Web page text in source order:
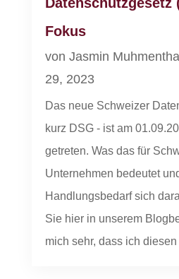
Fokus
von Jasmin
29, 2023
Das neue Schweizer
kurz DSG - ist am
getreten. Was das für
Unternehmen bedeutet
Handlungsbedarf sich
Sie hier in unserem
mich sehr, dass ich